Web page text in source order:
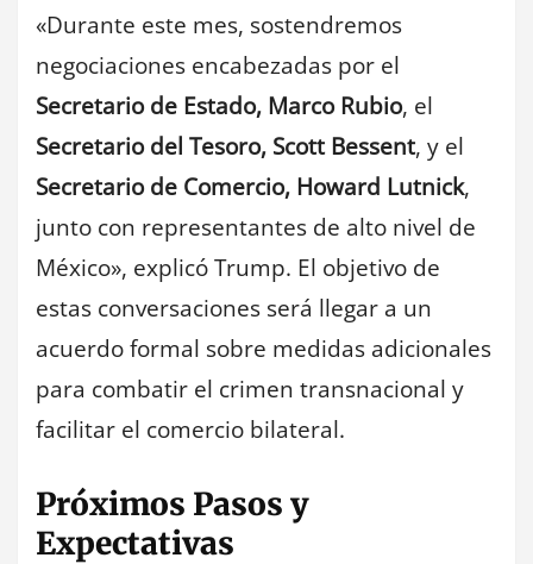
«Durante este mes, sostendremos
negociaciones encabezadas por el
Secretario de Estado, Marco Rubio, el
Secretario del Tesoro, Scott Bessent, y el
Secretario de Comercio, Howard Lutnick,
junto con representantes de alto nivel de
México», explicó Trump. El objetivo de
estas conversaciones será llegar a un
acuerdo formal sobre medidas adicionales
para combatir el crimen transnacional y
facilitar el comercio bilateral.
Próximos Pasos y
Expectativas